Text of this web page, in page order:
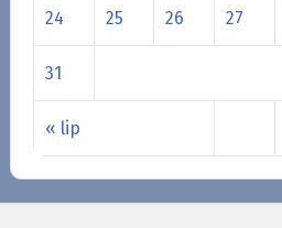
« lip
24 25 26 27
31